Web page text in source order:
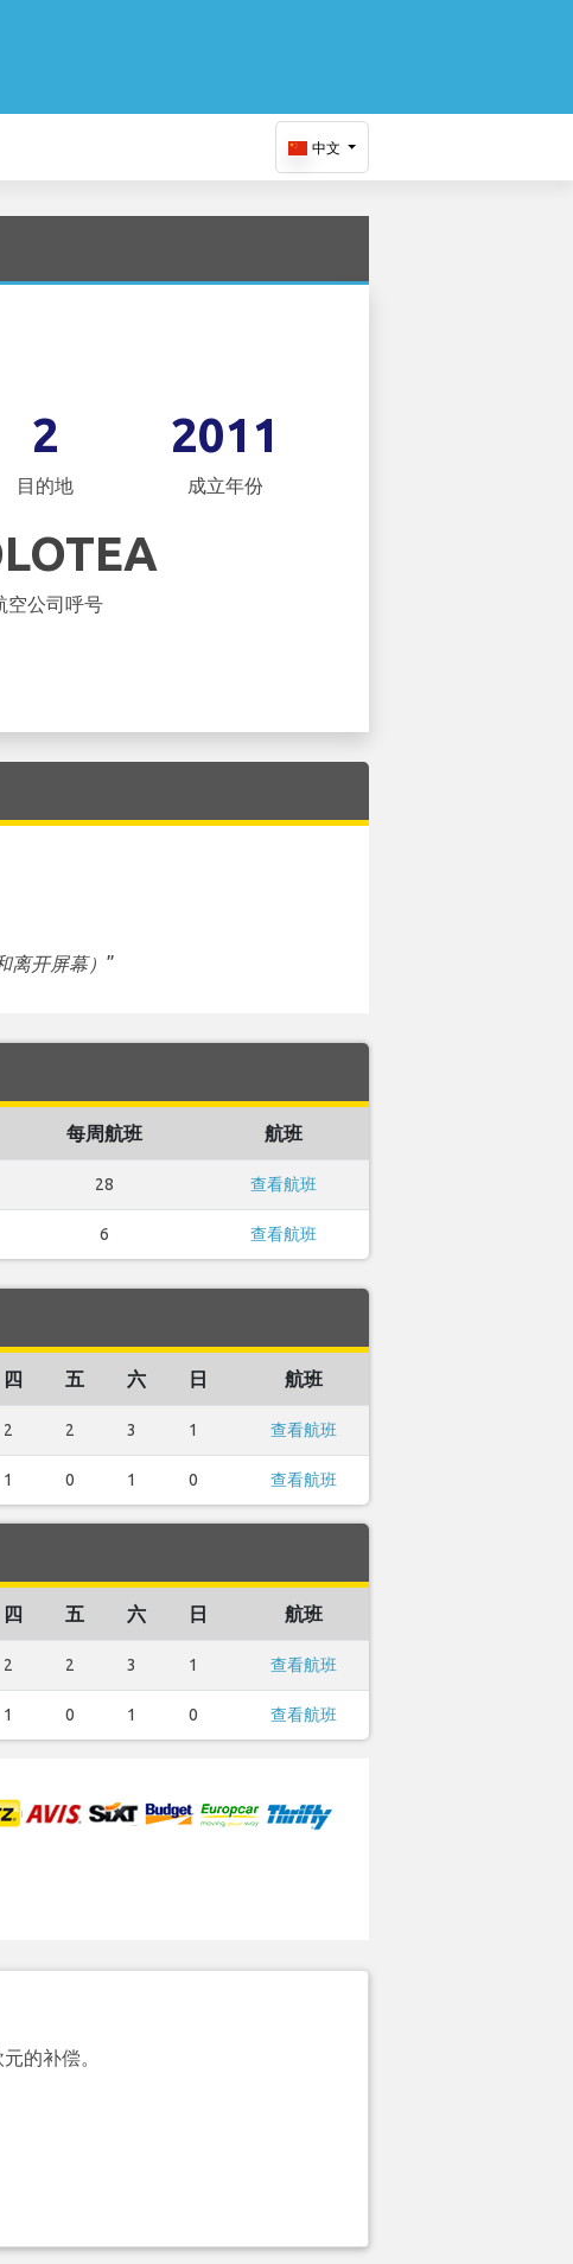
中文
2
目的地
2011
成立年份
空公司呼号
开屏幕） ”
每周航班 航班
28 查看航班
6 查看航班
四 五 六 日 航班
2 2 3 1 查看航班
1 0 1 0 查看航班
四 五 六 日 航班
2 2 3 1 查看航班
1 0 1 0 查看航班
的补偿。